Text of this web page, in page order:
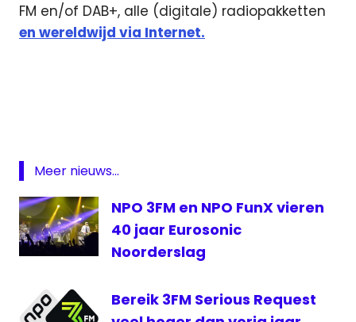
FM en/of DAB+, alle (digitale) radiopakketten
en wereldwijd via Internet.
3FM
Meer nieuws...
NPO 3FM en NPO FunX vieren
40 jaar Eurosonic
Noorderslag
Bereik 3FM Serious Request